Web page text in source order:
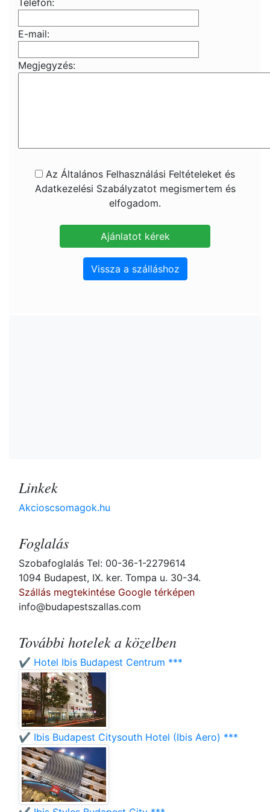
Telefon:
E-mail:
Megjegyzés:
Az Általános Felhasználási Feltételeket és
Adatkezelési Szabályzatot megismertem és
elfogadom.
Vissza a szálláshoz
Linkek
Akcioscsomagok.hu
Foglalás
Szobafoglalás Tel: 00-36-1-2279614
1094 Budapest, IX. ker. Tompa u. 30-34.
Szállás megtekintése Google térképen
info@budapestszallas.com
További hotelek a közelben
✔️ Hotel Ibis Budapest Centrum ***
✔️ Ibis Budapest Citysouth Hotel (Ibis Aero) ***